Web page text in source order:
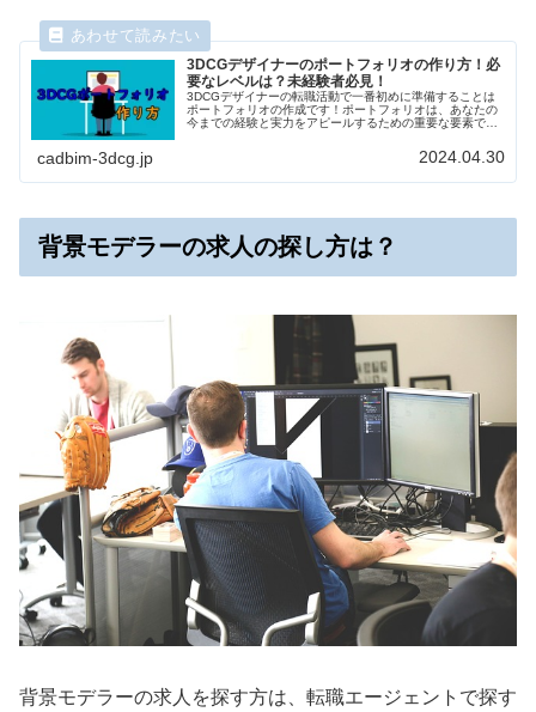
3DCGデザイナーのポートフォリオの作り方！必
要なレベルは？未経験者必見！
3DCGデザイナーの転職活動で一番初めに準備することは
ポートフォリオの作成です！ポートフォリオは、あなたの
今までの経験と実力をアピールするための重要な要素であ
今回は、ポートフォリオの重要性と作り方を解説していき
cadbim-3dcg.jp 2024.04.30
背景モデラーの求人の探し方は？
背景モデラーの求人を探す方は、転職エージェントで探す